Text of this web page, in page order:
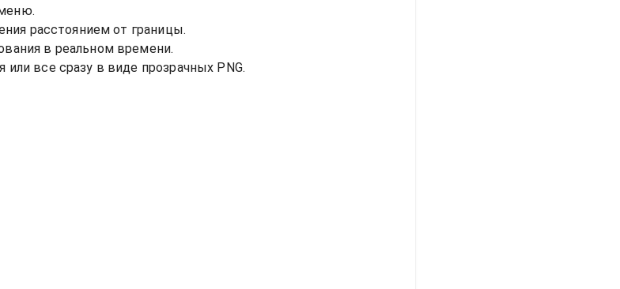
расстоянием от границы.
в реальном времени.
все сразу в виде прозрачных PNG.